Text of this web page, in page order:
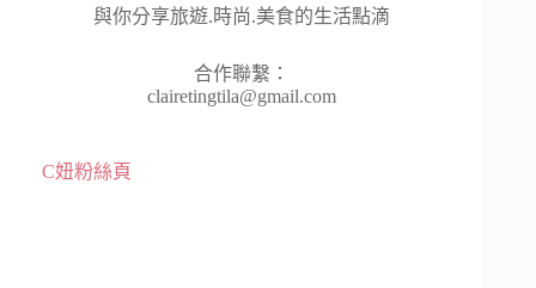
與你分享旅遊.時尚.美食的生活點滴
合作聯繫：
clairetingtila@gmail.com
C妞粉絲頁